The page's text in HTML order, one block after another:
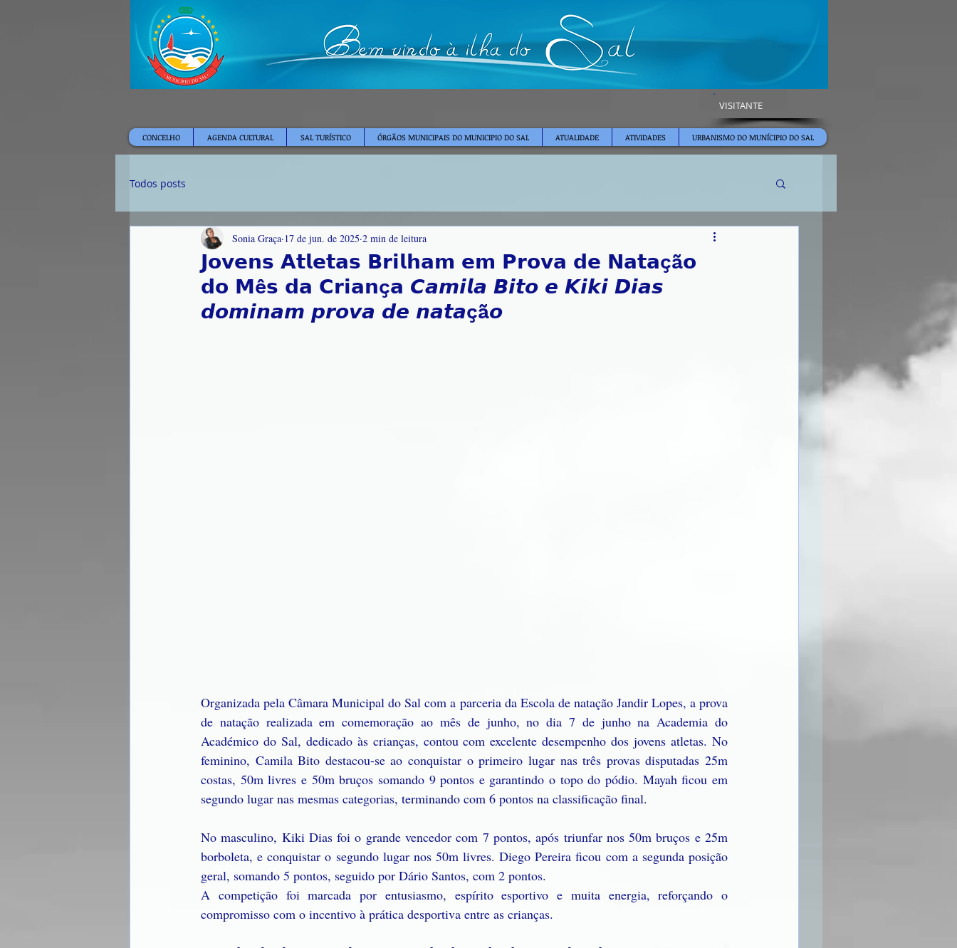
VISITANTE
CONCELHO AGENDA CULTURAL SAL TURÍSTICO ÓRGÃOS MUNICIPAIS DO MUNICIPIO DO SAL ATUALIDADE ATIVIDADES URBANISMO DO MUNÍCIPIO DO SAL
Todos posts
𝗝𝗼𝘃𝗲𝗻𝘀 𝗔𝘁𝗹𝗲𝘁𝗮𝘀 𝗕𝗿𝗶𝗹𝗵𝗮𝗺 𝗲𝗺 𝗣𝗿𝗼𝘃𝗮 𝗱𝗲 𝗡𝗮𝘁𝗮çã𝗼
𝗱𝗼 𝗠ê𝘀 𝗱𝗮 𝗖𝗿𝗶𝗮𝗻ç𝗮 𝘾𝙖𝙢𝙞𝙡𝙖 𝘽𝙞𝙩𝙤 𝙚 𝙆𝙞𝙠𝙞 𝘿𝙞𝙖𝙨
𝙙𝙤𝙢𝙞𝙣𝙖𝙢 𝙥𝙧𝙤𝙫𝙖 𝙙𝙚 𝙣𝙖𝙩𝙖çã𝙤
Sonia Graça 17 de jun. de 2025 2 min de leitura
Organizada pela Câmara Municipal do Sal com a parceria da Escola de natação Jandir Lopes, a prova
de natação realizada em comemoração ao mês de junho, no dia 7 de junho na Academia do
Académico do Sal, dedicado às crianças, contou com excelente desempenho dos jovens atletas. No
feminino, Camila Bito destacou-se ao conquistar o primeiro lugar nas três provas disputadas 25m
costas, 50m livres e 50m bruços somando 9 pontos e garantindo o topo do pódio. Mayah ficou em
segundo lugar nas mesmas categorias, terminando com 6 pontos na classificação final.
No masculino, Kiki Dias foi o grande vencedor com 7 pontos, após triunfar nos 50m bruços e 25m
borboleta, e conquistar o segundo lugar nos 50m livres. Diego Pereira ficou com a segunda posição
geral, somando 5 pontos, seguido por Dário Santos, com 2 pontos.
A competição foi marcada por entusiasmo, espírito esportivo e muita energia, reforçando o
compromisso com o incentivo à prática desportiva entre as crianças.